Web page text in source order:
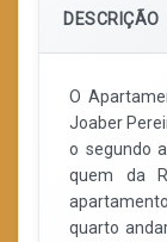
DESCRIÇÃO
O
Joaber
o segundo
quem da
quarto